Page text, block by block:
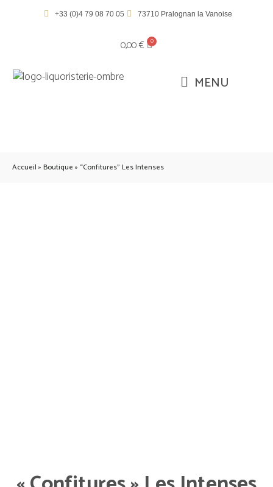
+33 (0)4 79 08 70 05 73710 Pralognan la Vanoise
0,00€
Accueil » Boutique » “Confitures” Les Intenses